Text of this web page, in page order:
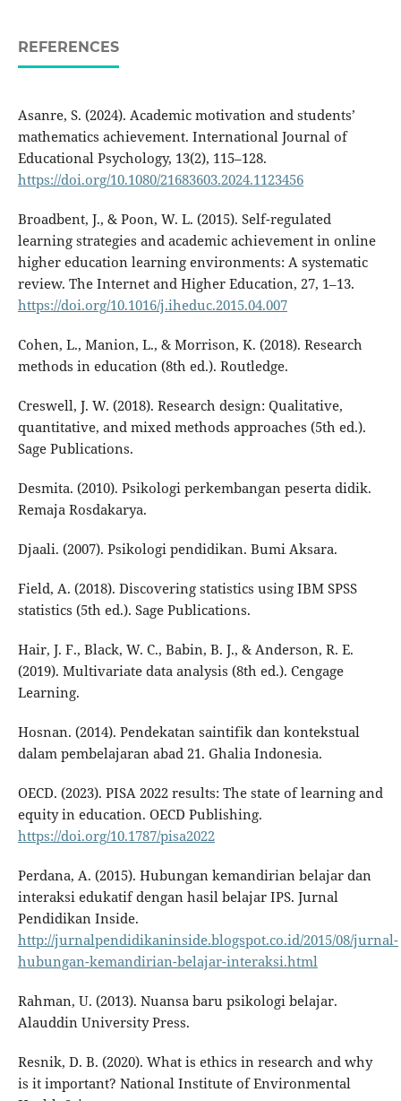
REFERENCES
Asanre, S. (2024). Academic motivation and students’
mathematics achievement. International Journal of
Educational Psychology, 13(2), 115–128.
https://doi.org/10.1080/21683603.2024.1123456
Broadbent, J., & Poon, W. L. (2015). Self-regulated
learning strategies and academic achievement in online
higher education learning environments: A systematic
review. The Internet and Higher Education, 27, 1–13.
https://doi.org/10.1016/j.iheduc.2015.04.007
Cohen, L., Manion, L., & Morrison, K. (2018). Research
methods in education (8th ed.). Routledge.
Creswell, J. W. (2018). Research design: Qualitative,
quantitative, and mixed methods approaches (5th ed.).
Sage Publications.
Desmita. (2010). Psikologi perkembangan peserta didik.
Remaja Rosdakarya.
Djaali. (2007). Psikologi pendidikan. Bumi Aksara.
Field, A. (2018). Discovering statistics using IBM SPSS
statistics (5th ed.). Sage Publications.
Hair, J. F., Black, W. C., Babin, B. J., & Anderson, R. E.
(2019). Multivariate data analysis (8th ed.). Cengage
Learning.
Hosnan. (2014). Pendekatan saintifik dan kontekstual
dalam pembelajaran abad 21. Ghalia Indonesia.
OECD. (2023). PISA 2022 results: The state of learning and
equity in education. OECD Publishing.
https://doi.org/10.1787/pisa2022
Perdana, A. (2015). Hubungan kemandirian belajar dan
interaksi edukatif dengan hasil belajar IPS. Jurnal
Pendidikan Inside.
http://jurnalpendidikaninside.blogspot.co.id/2015/08/jurnal-
hubungan-kemandirian-belajar-interaksi.html
Rahman, U. (2013). Nuansa baru psikologi belajar.
Alauddin University Press.
Resnik, D. B. (2020). What is ethics in research and why
is it important? National Institute of Environmental